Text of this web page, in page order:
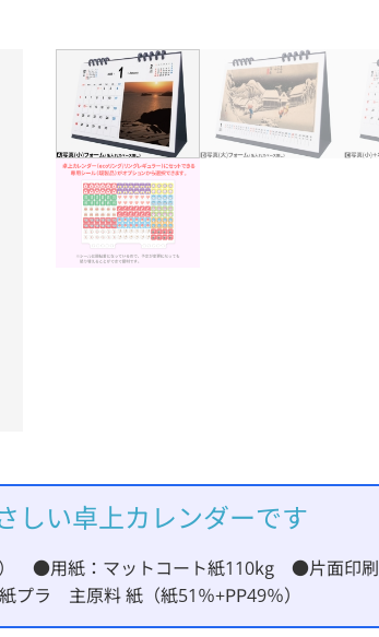
しい卓上カレンダーです
●用紙：マットコート紙110kg ●片面印刷
ラ 主原料 紙（紙51％+PP49％）